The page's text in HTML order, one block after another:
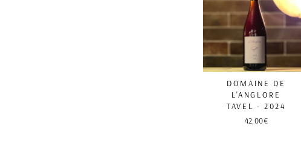
DOMAINE DE
L'ANGLORE
TAVEL - 2024
42,00€